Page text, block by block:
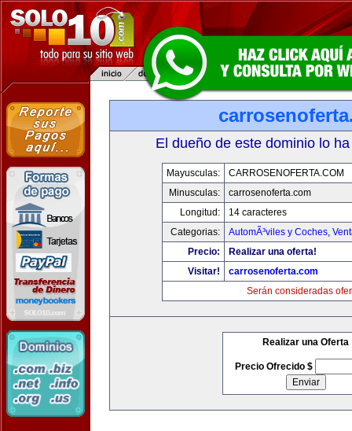
El dueño de este dominio lo
Mayusculas:
CARROSENOFERTA.COM
Minusculas:
carrosenoferta.com
Longitud:
14 caracteres
Categorias:
AutomÃ³viles y Coches,
Precio:
Realizar una oferta!
Visitar!
carrosenoferta.com
Serán consideradas
Realizar una Oferta
Precio Ofrecido $